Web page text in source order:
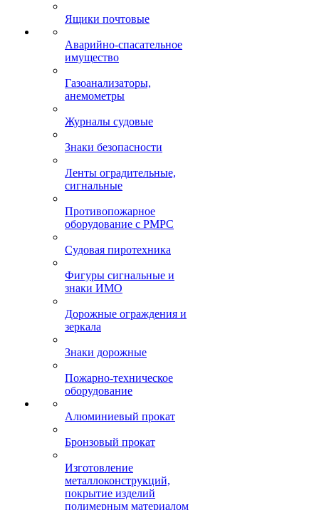
Ящики почтовые
Аварийно-спасательное
имущество
Газоанализаторы,
анемометры
Журналы судовые
Знаки безопасности
Ленты оградительные,
сигнальные
Противопожарное
оборудование с РМРС
Судовая пиротехника
Фигуры сигнальные и
знаки ИМО
Дорожные ограждения и
зеркала
Знаки дорожные
Пожарно-техническое
оборудование
Алюминиевый прокат
Бронзовый прокат
Изготовление
металлоконструкций,
покрытие изделий
полимерным материалом